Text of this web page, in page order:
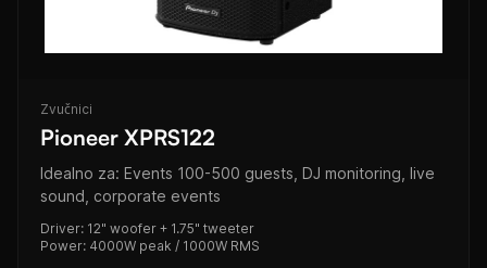
Zvučnici
Pioneer XPRS122
Idealno za: Events 100-500 guests, DJ monitoring, live
sound, corporate events
Driver: 12" woofer + 1.75" tweeter
Power: 4000W peak / 1000W RMS